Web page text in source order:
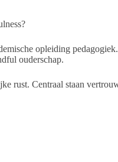
opleiding
ouderschap.
rust. Centraal staan